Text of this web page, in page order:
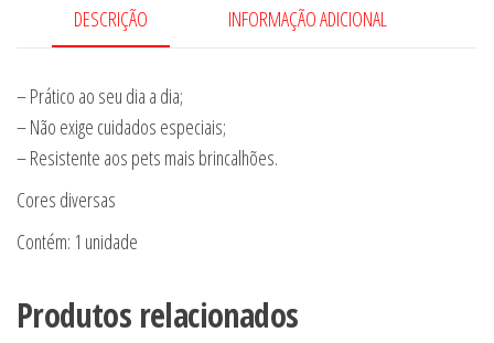
DESCRIÇÃO INFORMAÇÃO ADICIONAL
– Prático ao seu dia a dia;
– Não exige cuidados especiais;
– Resistente aos pets mais brincalhões.
Cores diversas
Contém: 1 unidade
Produtos relacionados